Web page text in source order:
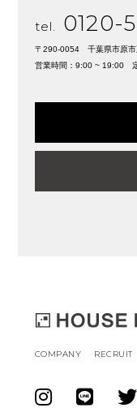
tel. 0120-
〒290-0054 千葉県市原市
営業時間：9:00 ~ 19:00
COMPANY RECRUIT